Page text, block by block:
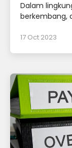
Dalam
berkembang,
17 Oct 2023